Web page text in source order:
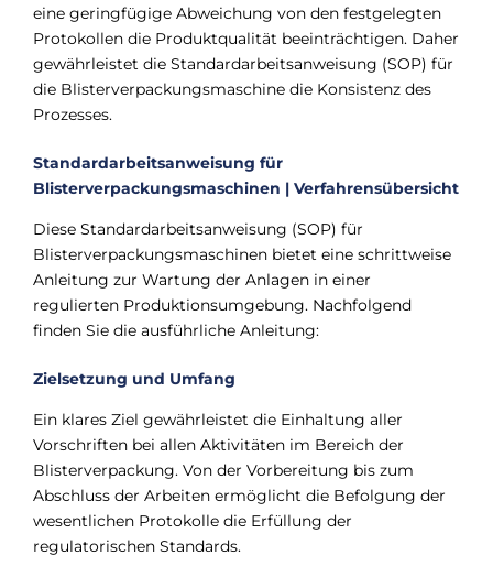
eine geringfügige Abweichung von den festgelegten
Protokollen die Produktqualität beeinträchtigen. Daher
gewährleistet die Standardarbeitsanweisung (SOP) für
die Blisterverpackungsmaschine die Konsistenz des
Prozesses.
Standardarbeitsanweisung für
Blisterverpackungsmaschinen | Verfahrensübersicht
Diese Standardarbeitsanweisung (SOP) für
Blisterverpackungsmaschinen bietet eine schrittweise
Anleitung zur Wartung der Anlagen in einer
regulierten Produktionsumgebung. Nachfolgend
finden Sie die ausführliche Anleitung:
Zielsetzung und Umfang
Ein klares Ziel gewährleistet die Einhaltung aller
Vorschriften bei allen Aktivitäten im Bereich der
Blisterverpackung. Von der Vorbereitung bis zum
Abschluss der Arbeiten ermöglicht die Befolgung der
wesentlichen Protokolle die Erfüllung der
regulatorischen Standards.